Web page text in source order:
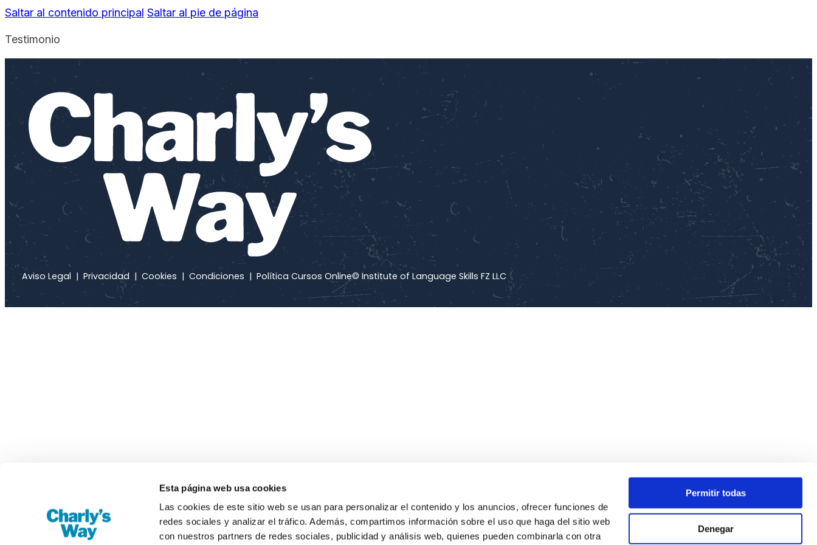
Esta página web usa cookies
Las cookies de este sitio web se usan para personalizar el contenido y los anuncios, ofrecer funciones de
redes sociales y analizar el tráfico. Además, compartimos información sobre el uso que haga del sitio web
con nuestros partners de redes sociales, publicidad y análisis web, quienes pueden combinarla con otra
Permitir todas
Denegar
Saltar al contenido principal Saltar al pie de página
Testimonio
Aviso Legal | Privacidad|Cookies | Condiciones | Política Cursos Online© Institute of Language Skills FZ LLC